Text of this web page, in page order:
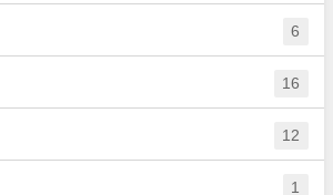
6
16
12
1